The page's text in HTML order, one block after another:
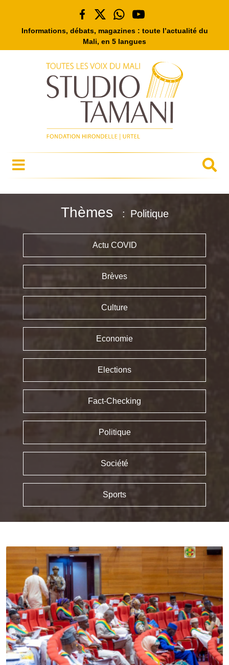
Informations, débats, magazines : toute l’actualité du
Mali, en 5 langues
Thèmes Politique
Actu COVID
Brèves
Culture
Economie
Elections
Fact-Checking
Politique
Société
Sports